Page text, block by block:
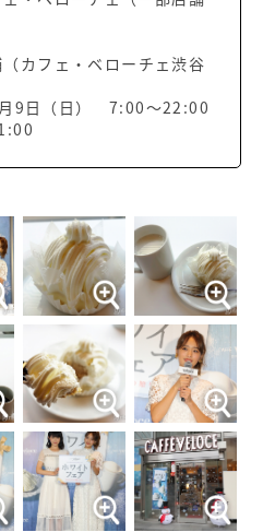
カフェ・ベローチェ渋谷
月9日（日） 7:00～22:00